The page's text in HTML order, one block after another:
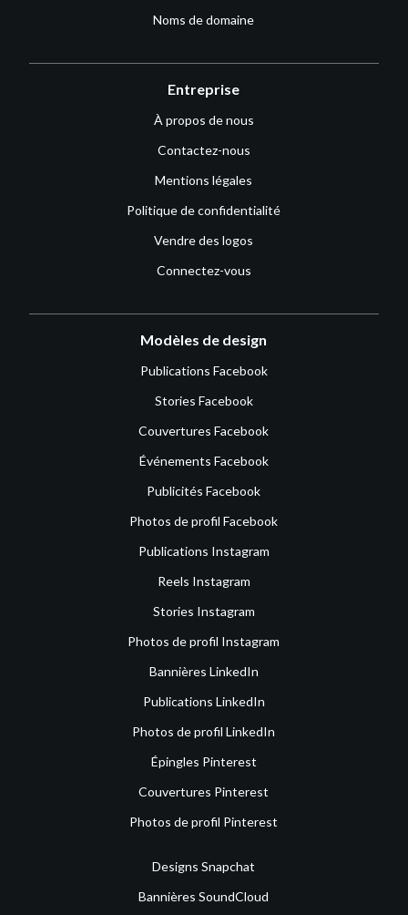
Noms de domaine
Entreprise
À propos de nous
Contactez-nous
Mentions légales
Politique de confidentialité
Vendre des logos
Connectez-vous
Modèles de design
Publications Facebook
Stories Facebook
Couvertures Facebook
Événements Facebook
Publicités Facebook
Photos de profil Facebook
Publications Instagram
Reels Instagram
Stories Instagram
Photos de profil Instagram
Bannières LinkedIn
Publications LinkedIn
Photos de profil LinkedIn
Épingles Pinterest
Couvertures Pinterest
Photos de profil Pinterest
Designs Snapchat
Bannières SoundCloud